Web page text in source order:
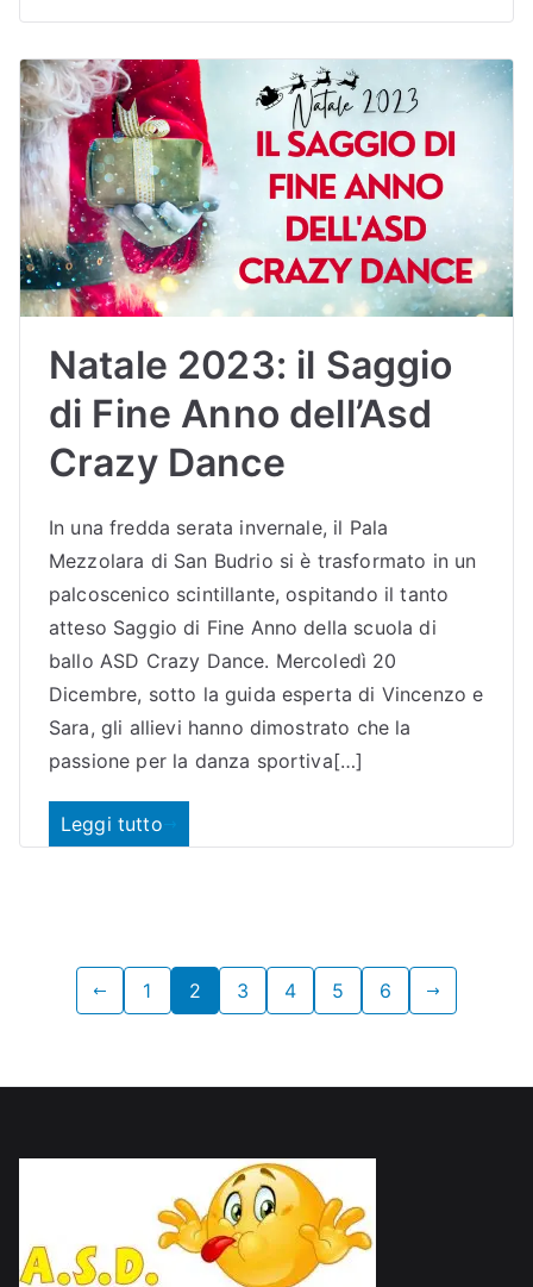
Natale 2023: il Saggio
di Fine Anno dell’Asd
Crazy Dance
In una fredda serata invernale, il Pala
Mezzolara di San Budrio si è trasformato in un
palcoscenico scintillante, ospitando il tanto
atteso Saggio di Fine Anno della scuola di
ballo ASD Crazy Dance. Mercoledì 20
Dicembre, sotto la guida esperta di Vincenzo e
Sara, gli allievi hanno dimostrato che la
passione per la danza sportiva[…]
Leggi tutto
Paginazione
articoli
1 2 3 4 5 6